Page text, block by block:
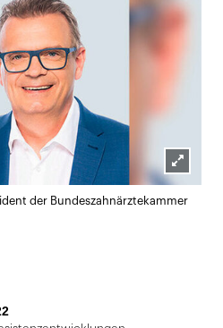
Lightbox
öffnen
der Bundeszahnärztekammer